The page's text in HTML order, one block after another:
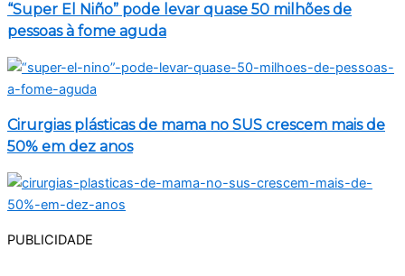
“Super El Niño” pode levar quase 50 milhões de
pessoas à fome aguda
Cirurgias plásticas de mama no SUS crescem mais de
50% em dez anos
PUBLICIDADE